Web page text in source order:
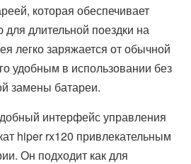
которая обеспечивает
для длительной поездки на
легко заряжается от обычной
удобным в использовании без
замены батареи.
интерфейс управления
hiper rx120 привлекательным
Он подходит как для